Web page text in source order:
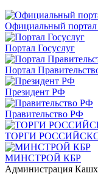
Официальный
Портал Госуслуг
Портал
Президент РФ
Правительство РФ
ТОРГИ
МИНСТРОЙ КБР
Администрация